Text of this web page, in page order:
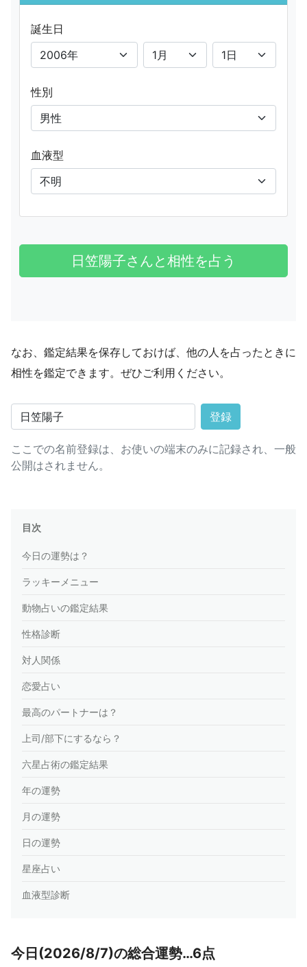
誕生日
性別
血液型
なお、鑑定結果を保存しておけば、他の人を占ったときに
相性を鑑定できます。ぜひご利用ください。
登録
ここでの名前登録は、お使いの端末のみに記録され、一般
公開はされません。
目次
今日の運勢は？
ラッキーメニュー
動物占いの鑑定結果
性格診断
対人関係
恋愛占い
最高のパートナーは？
上司/部下にするなら？
六星占術の鑑定結果
年の運勢
月の運勢
日の運勢
星座占い
血液型診断
今日(2026/8/7)の総合運勢…6点